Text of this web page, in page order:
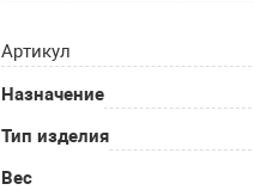
Артикул
Назначение
Тип изделия
Вес